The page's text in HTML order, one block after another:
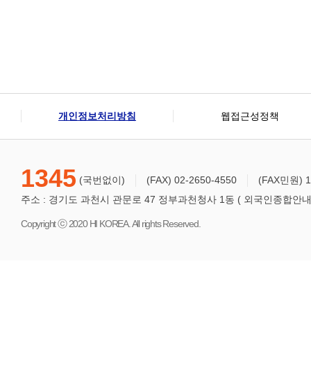
개인정보처리방침 웹접근성정책
1345 (국번없이) (FAX) 02-2650-4550
(FAX민원)
주소 : 경기도 과천시 관문로 47 정부과천청사 1동 ( 외국인종합안
Copyright ⓒ 2020 HI KOREA. All rights Reserved.